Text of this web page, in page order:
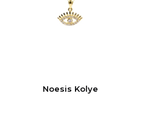
Noesis Kolye